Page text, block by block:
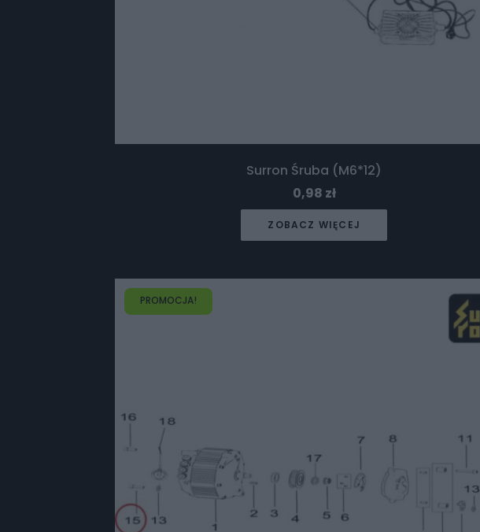
Surron Śruba (M6*12)
0,98 zł
ZOBACZ WIĘCEJ
PROMOCJA!